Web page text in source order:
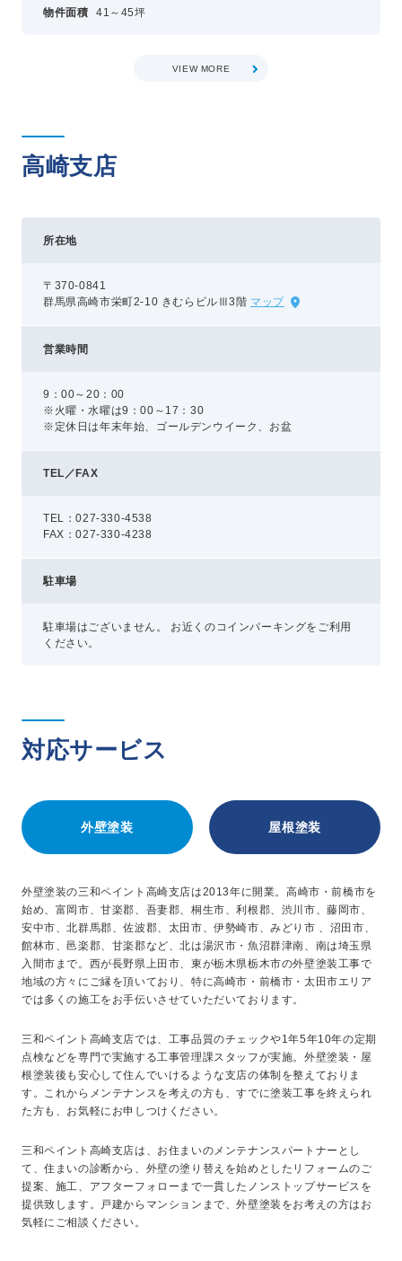
物件面積 41～45坪
VIEW MORE
高崎支店
所在地
〒370-0841
群馬県高崎市栄町2-10 きむらビルⅢ3階 マップ
営業時間
9：00～20：00
※火曜・水曜は9：00～17：30
※定休日は年末年始、ゴールデンウイーク、お盆
TEL／FAX
TEL：027-330-4538
FAX：027-330-4238
駐車場
駐車場はございません。 お近くのコインパーキングをご利用
ください。
対応サービス
外壁塗装 屋根塗装
外壁塗装の三和ペイント高崎支店は2013年に開業。高崎市・前橋市を
始め、富岡市、甘楽郡、吾妻郡、桐生市、利根郡、渋川市、藤岡市、
安中市、北群馬郡、佐波郡、太田市、伊勢崎市、みどり市 、沼田市、
館林市、邑楽郡、甘楽郡など、北は湯沢市・魚沼群津南、南は埼玉県
入間市まで。西が長野県上田市、東が栃木県栃木市の外壁塗装工事で
地域の方々にご縁を頂いており、特に高崎市・前橋市・太田市エリア
では多くの施工をお手伝いさせていただいております。
三和ペイント高崎支店では、工事品質のチェックや1年5年10年の定期
点検などを専門で実施する工事管理課スタッフが実施。外壁塗装・屋
根塗装後も安心して住んでいけるような支店の体制を整えておりま
す。これからメンテナンスを考えの方も、すでに塗装工事を終えられ
た方も、お気軽にお申しつけください。
三和ペイント高崎支店は、お住まいのメンテナンスパートナーとし
て、住まいの診断から、外壁の塗り替えを始めとしたリフォームのご
提案、施工、アフターフォローまで一貫したノンストップサービスを
提供致します。戸建からマンションまで、外壁塗装をお考えの方はお
気軽にご相談ください。